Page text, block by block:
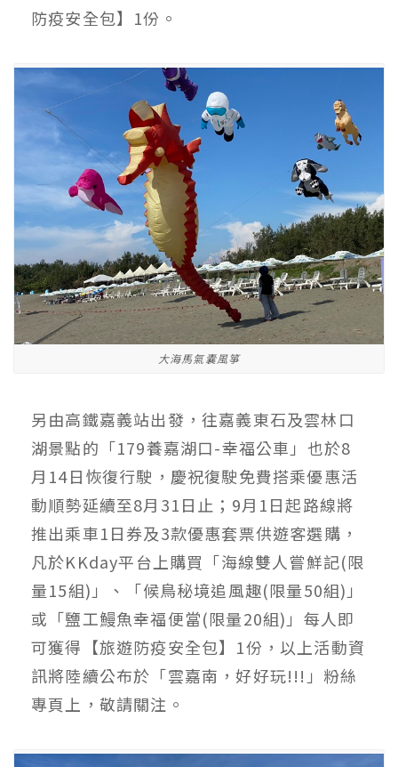
防疫安全包】1份。
大海馬氣囊風箏
另由高鐵嘉義站出發，往嘉義東石及雲林口
湖景點的「179養嘉湖口-幸福公車」也於8
月14日恢復行駛，慶祝復駛免費搭乘優惠活
動順勢延續至8月31日止；9月1日起路線將
推出乘車1日券及3款優惠套票供遊客選購，
凡於KKday平台上購買「海線雙人嘗鮮記(限
量15組)」、「候鳥秘境追風趣(限量50組)」
或「鹽工鰻魚幸福便當(限量20組)」每人即
可獲得【旅遊防疫安全包】1份，以上活動資
訊將陸續公布於「雲嘉南，好好玩!!!」粉絲
專頁上，敬請關注。